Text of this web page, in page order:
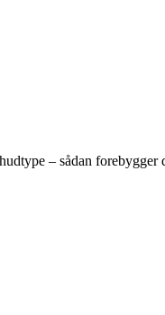
– sådan